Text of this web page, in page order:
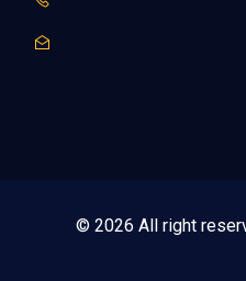
© 2026 All right